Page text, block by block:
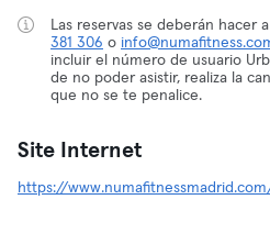
Las reservas se deberán hacer
381 306 o
incluir el número de usuario
de no poder asistir, realiza la
que no se te penalice.
Site Internet
https://